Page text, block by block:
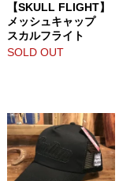
【SKULL FLIGHT】
メッシュキャップ
スカルフライト
SOLD OUT